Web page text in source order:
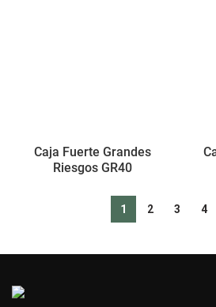
Caja Fuerte Grandes
Riesgos GR40
1 2 3 4